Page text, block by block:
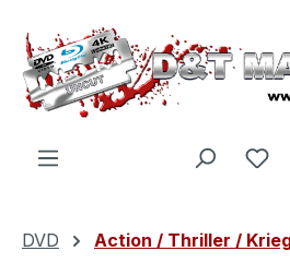
Zum Hauptinhalt springen
DVD Action / Thriller /